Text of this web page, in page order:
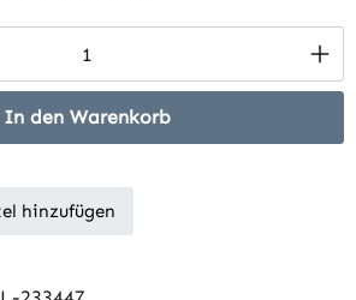
Gib den gewünschten
In den Warenkorb
hinzufügen